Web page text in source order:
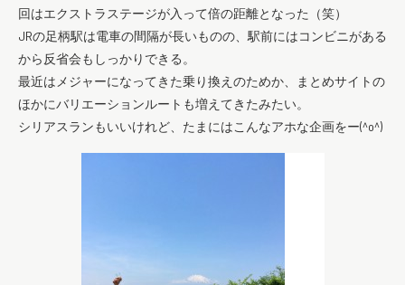
回はエクストラステージが入って倍の距離となった（笑）
JRの足柄駅は電車の間隔が長いものの、駅前にはコンビニがある
から反省会もしっかりできる。
最近はメジャーになってきた乗り換えのためか、まとめサイトの
ほかにバリエーションルートも増えてきたみたい。
シリアスランもいいけれど、たまにはこんなアホな企画をー(^o^)